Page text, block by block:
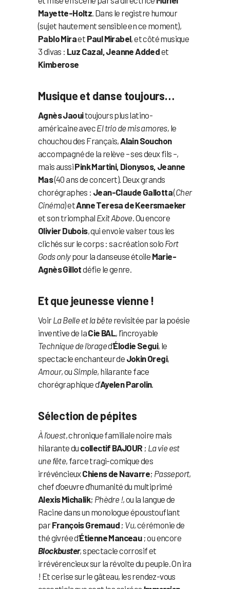
Mayette-Holtz . Dans le registre humour
(sujet hautement sensible en ce moment),
Pablo Miraet Paul Mirabel, et côté musique
3 divas : Luz Cazal, Jeanne Addedet
Kimberose
Musique et danse toujours…
Agnès Jaouitoujours plus latino-
américaine avecEl trio de mis amores, le
chouchou des Français, Alain Souchon
accompagné de la relève – ses deux fils –,
mais aussiPink Martini, Dionysos, Jeanne
Mas(40 ans de concert). Deux grands
chorégraphes : Jean-Claude Gallotta(Cher
Cinéma) etAnne Teresa de Keersmaeker
et son triomphal Exit Above . Ou encore
Olivier Dubois, qui envoie valser tous les
clichés sur le corps : sa création solo Fort
Gods onlypour la danseuse étoile Marie-
Agnès Gillotdéfie le genre.
Et que jeunesse vienne !
VoirLa Belle et la bête revisitée par la poésie
inventive de laCie BAL , l’incroyable
Technique de l’oraged’Élodie Segui, le
spectacle enchanteur de Jokin Oregi,
Amour, ou Simple, hilarante face
chorégraphique d’Ayelen Parolin.
Sélection de pépites
À l’ouest, chronique familiale noire mais
hilarante du collectif BAJOUR ; La vie est
une fête, farce tragi-comique des
irrévéncieuxChiens de Navarre; Passeport,
chef d’oeuvre d’humanité du multiprimé
Alexis Michalik; Phèdre !, ou la langue de
Racine dans un monologue époustouflant
parFrançois Gremaud ; Vu, cérémonie de
thé givrée d’Étienne Manceau; ou encore
Blockbuster, spectacle corrosif et
irrévérencieux sur la révolte du peuple. On ira
! Et cerise sur le gâteau, les rendez-vous